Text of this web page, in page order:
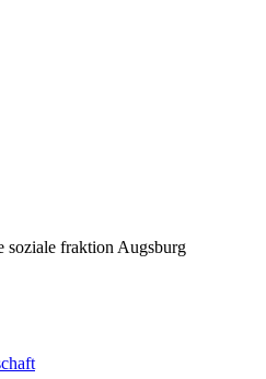
fraktion Augsburg